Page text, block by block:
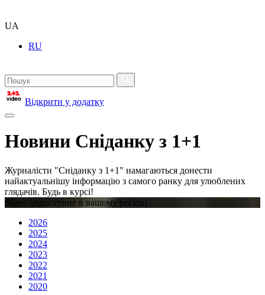
UA
RU
Відкрити у додатку
Новини Сніданку з 1+1
Журналісти "Сніданку з 1+1" намагаються донести
найактуальнішу інформацію з самого ранку для улюблених
глядачів. Будь в курсі!
Відео недоступне в вашому регіоні
2026
2025
2024
2023
2022
2021
2020